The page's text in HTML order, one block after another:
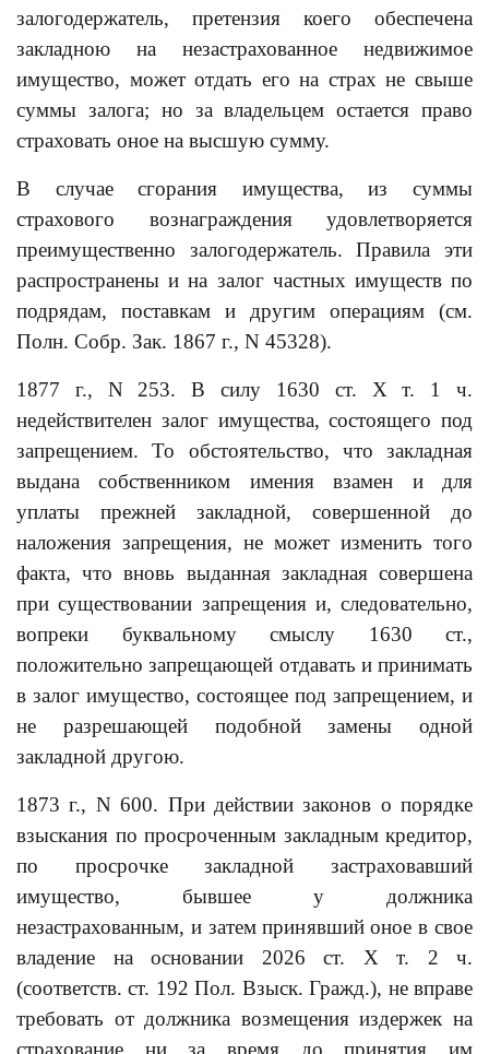
залогодержатель, претензия коего обеспечена
закладною на незастрахованное недвижимое
имущество, может отдать его на страх не свыше
суммы залога; но за владельцем остается право
страховать оное на высшую сумму.
В случае сгорания имущества, из суммы
страхового вознаграждения удовлетворяется
преимущественно залогодержатель. Правила эти
распространены и на залог частных имуществ по
подрядам, поставкам и другим операциям (см.
Полн. Собр. Зак. 1867 г., N 45328).
1877 г., N 253. В силу 1630 ст. Х т. 1 ч.
недействителен залог имущества, состоящего под
запрещением. То обстоятельство, что закладная
выдана собственником имения взамен и для
уплаты прежней закладной, совершенной до
наложения запрещения, не может изменить того
факта, что вновь выданная закладная совершена
при существовании запрещения и, следовательно,
вопреки буквальному смыслу 1630 ст.,
положительно запрещающей отдавать и принимать
в залог имущество, состоящее под запрещением, и
не разрешающей подобной замены одной
закладной другою.
1873 г., N 600. При действии законов о порядке
взыскания по просроченным закладным кредитор,
по просрочке закладной застраховавший
имущество, бывшее у должника
незастрахованным, и затем принявший оное в свое
владение на основании 2026 ст. Х т. 2 ч.
(соответств. ст. 192 Пол. Взыск. Гражд.), не вправе
требовать от должника возмещения издержек на
страхование ни за время до принятия им